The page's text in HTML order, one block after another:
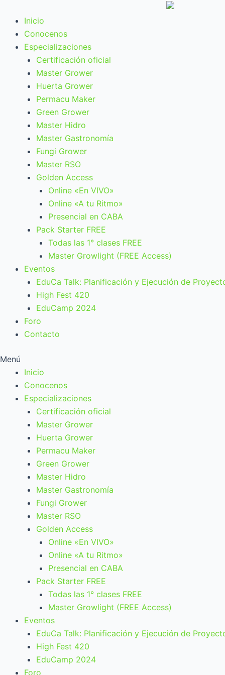
contenido
Inicio
Conocenos
Especializaciones
Certificación oficial
Master Grower
Huerta Grower
Permacu Maker
Green Grower
Master Hidro
Master Gastronomía
Fungi Grower
Master RSO
Golden Access
Online «En VIVO»
Online «A tu Ritmo»
Presencial en CABA
Pack Starter FREE
Todas las 1° clases FREE
Master Growlight (FREE Access)
Eventos
EduCa Talk: Planificación y Ejecución de
High Fest 420
EduCamp 2024
Foro
Contacto
Menú
Inicio
Conocenos
Especializaciones
Certificación oficial
Master Grower
Huerta Grower
Permacu Maker
Green Grower
Master Hidro
Master Gastronomía
Fungi Grower
Master RSO
Golden Access
Online «En VIVO»
Online «A tu Ritmo»
Presencial en CABA
Pack Starter FREE
Todas las 1° clases FREE
Master Growlight (FREE Access)
Eventos
EduCa Talk: Planificación y Ejecución de
High Fest 420
EduCamp 2024
Foro